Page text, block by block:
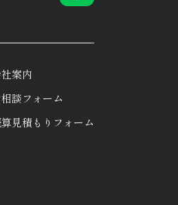
案内
相談フォーム
見積もりフォーム